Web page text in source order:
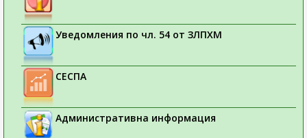
Уведомления по чл. 54 от ЗЛПХМ
СЕСПА
Административна информация